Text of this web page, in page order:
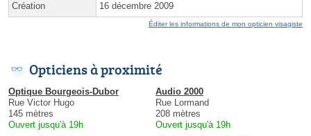
Création 16 décembre 2009
Éditer les informations de mon opticien visagiste
Opticiens à proximité
Optique Bourgeois-Dubor
Rue Victor Hugo
145 mètres
Ouvert jusqu'à 19h
Audio 2000
Rue Lormand
208 mètres
Ouvert jusqu'à 19h